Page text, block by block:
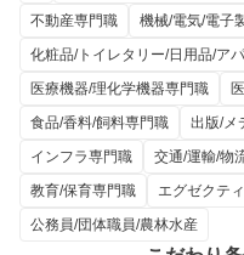
不動産専門職
機械/電気/電子
化粧品/トイレタリー/日用品/ア
医療機器/理化学機器専門職
食品/香料/飼料専門職
出版/メ
インフラ専門職
交通/運輸/物
教育/保育専門職
エグゼクテ
公務員/団体職員/農林水産